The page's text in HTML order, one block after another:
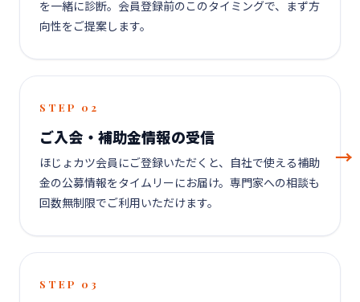
を一緒に診断。会員登録前のこのタイミングで、まず方
向性をご提案します。
STEP 02
ご入会・補助金情報の受信
ほじょカツ会員にご登録いただくと、自社で使える補助
金の公募情報をタイムリーにお届け。専門家への相談も
回数無制限でご利用いただけます。
STEP 03